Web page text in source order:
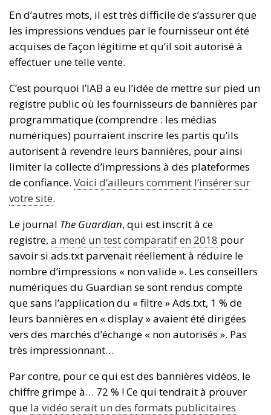
En d’autres mots, il est très difficile de s’assurer que
les impressions vendues par le fournisseur ont été
acquises de façon légitime et qu’il soit autorisé à
effectuer une telle vente.
C’est pourquoi l’IAB a eu l’idée de mettre sur pied un
registre public où les fournisseurs de bannières par
programmatique (comprendre : les médias
numériques) pourraient inscrire les partis qu’ils
autorisent à revendre leurs bannières, pour ainsi
limiter la collecte d’impressions à des plateformes
de confiance. Voici d’ailleurs comment l’insérer sur
votre site.
Le journal The Guardian, qui est inscrit à ce
registre, a mené un test comparatif en 2018 pour
savoir si ads.txt parvenait réellement à réduire le
nombre d’impressions « non valide ». Les conseillers
numériques du Guardian se sont rendus compte
que sans l’application du « filtre » Ads.txt, 1 % de
leurs bannières en « display » avaient été dirigées
vers des marchés d’échange « non autorisés ». Pas
très impressionnant…
Par contre, pour ce qui est des bannières vidéos, le
chiffre grimpe à… 72 % ! Ce qui tendrait à prouver
que la vidéo serait un des formats publicitaires